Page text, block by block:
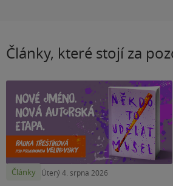
Články, které stojí za
Články Úterý 4. srpna 2026